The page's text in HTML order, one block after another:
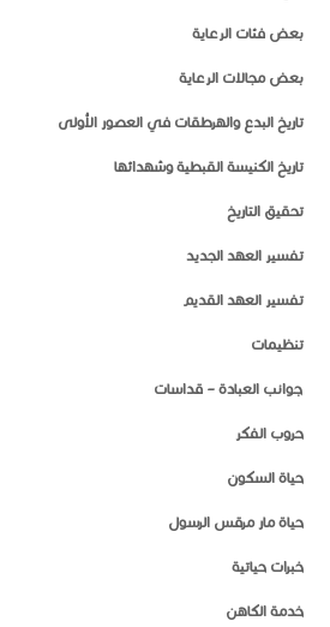
بعض فئات الرعاية
بعض مجالات الرعاية
تاريخ البدع والهرطقات في العصور الأولى
تاريخ الكنيسة القبطية وشهدائها
تحقيق التاريخ
تفسير العهد الجديد
تفسير العهد القديم
تنظيمات
جوانب العبادة – قداسات
حروب الفكر
حياة السكون
حياة مار مرقس الرسول
خبرات حياتية
خدمة الكاهن